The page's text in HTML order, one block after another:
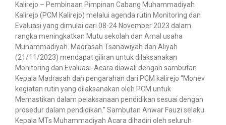
Kalirejo – Pembinaan Pimpinan Cabang Muhammadiyah
Kalirejo (PCM Kalirejo) melalui agenda rutin Monitoring dan
Evaluasi yang dimulai dari 08-24 November 2023 dalam
rangka meningkatkan Mutu sekolah dan Amal usaha
Muhammadiyah. Madrasah Tsanawiyah dan Aliyah
(21/11/2023) mendapat giliran untuk dilaksanakan
Monitoring dan Evaluasi. Acara diawali dengan sambutan
Kepala Madrasah dan pengarahan dari PCM kalirejo “Monev
kegiatan rutin yang dilaksanakan oleh PCM untuk
Memastikan dalam pelaksanaan pendidikan sesuai dengan
prosedur dalam pendidikan.” Sambutan Anwar Fauzi selaku
Kepala MTs Muhammadiyah Acara dihadiri oleh seluruh